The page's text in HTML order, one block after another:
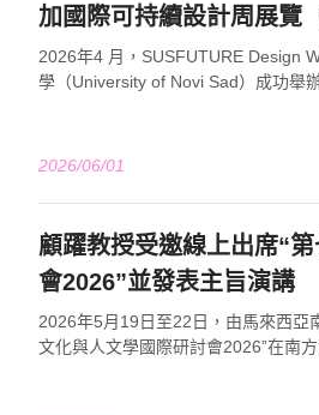
加國際可持續設計周展覽
2026年4 月，SUSFUTURE Design
學（University of Novi Sad）成功舉
2026/06/01
顧躍教授受邀線上出席“
會2026”並發表主旨演講
2026年5月19日至22日，由馬來西亞
文化與人文學國際研討會2026”在南